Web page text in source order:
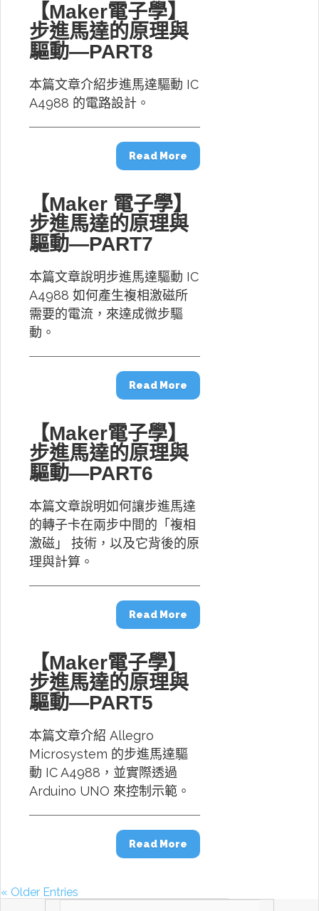
【Maker電子學】
步進馬達的原理與
驅動—PART8
本篇文章介紹步進馬達驅動 IC
A4988 的電路設計。
Read More
【Maker 電子學】
步進馬達的原理與
驅動—PART7
本篇文章說明步進馬達驅動 IC
A4988 如何產生複相激磁所
需要的電流，來達成微步驅
動。
Read More
【Maker電子學】
步進馬達的原理與
驅動—PART6
本篇文章說明如何讓步進馬達
的轉子卡在兩步中間的「複相
激磁」 技術，以及它背後的原
理與計算。
Read More
【Maker電子學】
步進馬達的原理與
驅動—PART5
本篇文章介紹 Allegro
Microsystem 的步進馬達驅
動 IC A4988，並實際透過
Arduino UNO 來控制示範。
Read More
« Older Entries